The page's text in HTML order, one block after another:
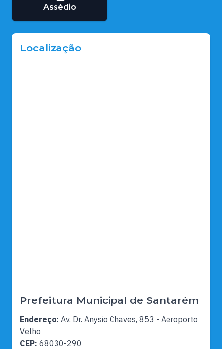
Assédio
Localização
Prefeitura Municipal de Santarém
Endereço: Av. Dr. Anysio Chaves, 853 - Aeroporto
Velho
CEP: 68030-290